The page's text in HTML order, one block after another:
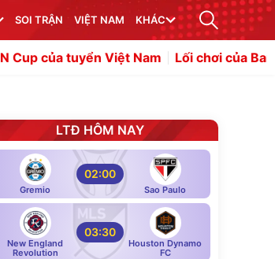
SOI TRẬN VIỆT NAM KHÁC
Việt Nam Lối chơi của Barcelona giúp
LTĐ HÔM NAY
Gremio
02:00
Sao Paulo
New England
Revolution
03:30
Houston Dynamo
FC